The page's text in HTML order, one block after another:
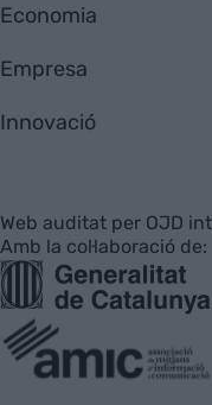
Economia
Empresa
Innovació
Web auditat per OJD
Amb la col·laboració de: